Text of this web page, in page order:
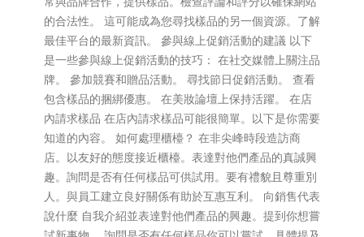
的合法性。 這可能成為您尋找樣品的另一個資源。了解
最佳平台的最新資訊。 參與線上促銷活動的建議 以下
是一些參與線上促銷活動的技巧： 在社交媒體上關注品
牌。 參加競賽和贈品活動。 尋找節日促銷活動。 查看
包含樣品的捆綁優惠。 在美妝論壇上保持活躍。 在店
內請求樣品 在店內請求樣品可能很簡單。以下是你需要
知道的內容。 如何處理櫃檯？ 在非尖峰時段造訪商
店。以友好的態度接近櫃檯。表達對他們產品的真誠興
趣。詢問是否有任何樣品可供試用。要有禮貌且尊重別
人。與員工建立良好關係有助於互惠互利。 向銷售代表
說什麼 自我介紹並表達對他們產品的興趣。提到你想嘗